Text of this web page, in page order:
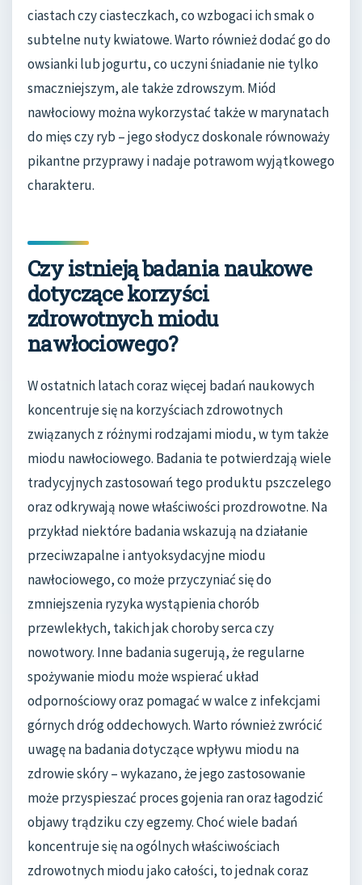
ciastach czy ciasteczkach, co wzbogaci ich smak o
subtelne nuty kwiatowe. Warto również dodać go do
owsianki lub jogurtu, co uczyni śniadanie nie tylko
smaczniejszym, ale także zdrowszym. Miód
nawłociowy można wykorzystać także w marynatach
do mięs czy ryb – jego słodycz doskonale równoważy
pikantne przyprawy i nadaje potrawom wyjątkowego
charakteru.
Czy istnieją badania naukowe
dotyczące korzyści
zdrowotnych miodu
nawłociowego?
W ostatnich latach coraz więcej badań naukowych
koncentruje się na korzyściach zdrowotnych
związanych z różnymi rodzajami miodu, w tym także
miodu nawłociowego. Badania te potwierdzają wiele
tradycyjnych zastosowań tego produktu pszczelego
oraz odkrywają nowe właściwości prozdrowotne. Na
przykład niektóre badania wskazują na działanie
przeciwzapalne i antyoksydacyjne miodu
nawłociowego, co może przyczyniać się do
zmniejszenia ryzyka wystąpienia chorób
przewlekłych, takich jak choroby serca czy
nowotwory. Inne badania sugerują, że regularne
spożywanie miodu może wspierać układ
odpornościowy oraz pomagać w walce z infekcjami
górnych dróg oddechowych. Warto również zwrócić
uwagę na badania dotyczące wpływu miodu na
zdrowie skóry – wykazano, że jego zastosowanie
może przyspieszać proces gojenia ran oraz łagodzić
objawy trądziku czy egzemy. Choć wiele badań
koncentruje się na ogólnych właściwościach
zdrowotnych miodu jako całości, to jednak coraz